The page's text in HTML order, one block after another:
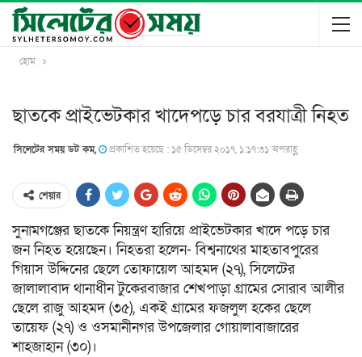
হোম
ছাতকে প্রাইভেটকার খাদেপড়ে চার বরযাত্রী নিহত
সিলেটের সময় ডট কম, প্রকাশিত হয়েছে : ১৫ ডিসেম্বর ২০১৭, ১:১৭:৩১ অপরাহ্ণ
শেয়ার
সুনামগঞ্জের ছাতকে নিয়ন্ত্রণ হারিয়ে প্রাইভেটকার খাদে পড়ে চার
জন নিহত হয়েছেন। নিহতরা হলেন- বিশ্বনাথের মাহতাবপুরের
গিয়াস উদ্দিনের ছেলে তোফায়েল আহমদ (২৭), সিলেটের
জালালাবাদ থানাধীন টুকেরবাজার শেখপাড়া গ্রামের সোরাব আলীর
ছেলে রাজু আহমদ (৩৫), একই গ্রামের ফজলুল হকের ছেলে
তায়েফ (২৭) ও ওসমানীনগর উপজেলার গোয়ালাবাজারের
শাহজাহান (৩০)।